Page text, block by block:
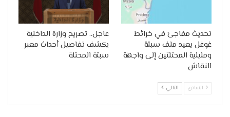
تحديث مفاجئ في خرائط
غوغل يعيد ملف سبتة
ومليلية المحتلتين إلى واجهة
النقاش
عاجل.. تصريح وزارة الداخلية
يكشف تفاصيل أحداث معبر
سبتة المحتلة
السابق التالي